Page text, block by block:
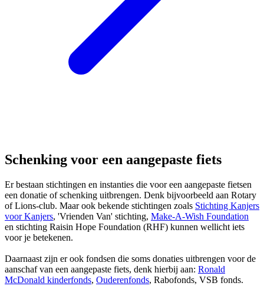
Schenking voor een aangepaste fiets
Er bestaan stichtingen en instanties die voor een aangepaste fietsen
een donatie of schenking uitbrengen. Denk bijvoorbeeld aan Rotary
of Lions-club. Maar ook bekende stichtingen zoals Stichting Kanjers
voor Kanjers, 'Vrienden Van' stichting, Make-A-Wish Foundation
en stichting Raisin Hope Foundation (RHF) kunnen wellicht iets
voor je betekenen.
Daarnaast zijn er ook fondsen die soms donaties uitbrengen voor de
aanschaf van een aangepaste fiets, denk hierbij aan: Ronald
McDonald kinderfonds, Ouderenfonds, Rabofonds, VSB fonds.